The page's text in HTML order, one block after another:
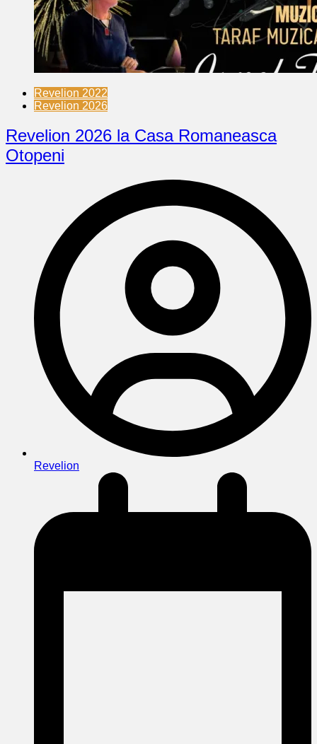
Revelion 2022
Revelion 2026
Revelion 2026 la Casa Romaneasca
Otopeni
Revelion